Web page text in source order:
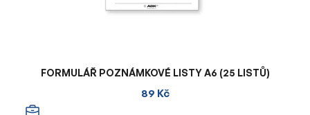
FORMULÁŘ POZNÁMKOVÉ LISTY A6 (25 LISTŮ)
89 Kč